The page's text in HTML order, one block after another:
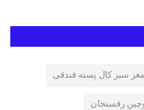
مغز سبز کال پسته فندقی
رفسنجان